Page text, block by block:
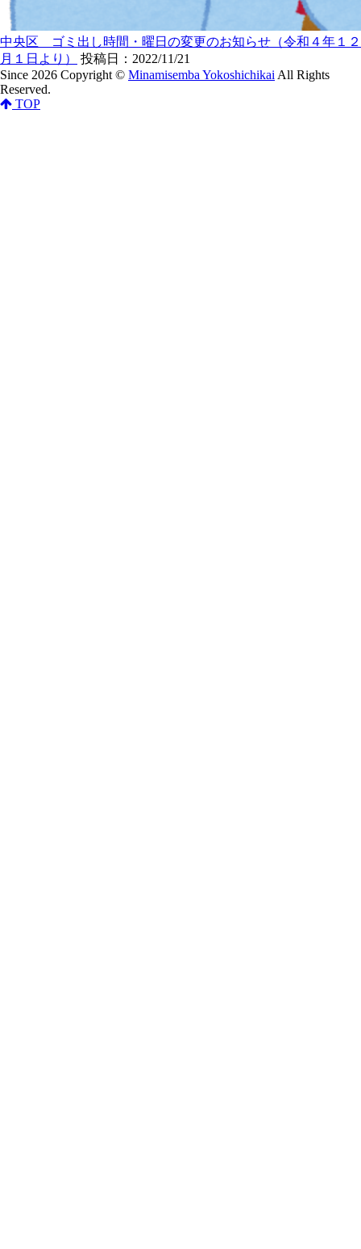
中央区 ゴミ出し時間・曜日の変更のお知らせ（令和４年１２
月１日より）
投稿日：2022/11/21
Since 2026 Copyright © Minamisemba Yokoshichikai All Rights
Reserved.
TOP